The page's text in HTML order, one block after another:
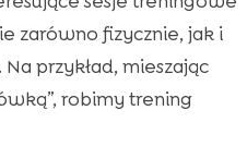
zarówno fizycznie, jak i
przykład, mieszając
robimy trening